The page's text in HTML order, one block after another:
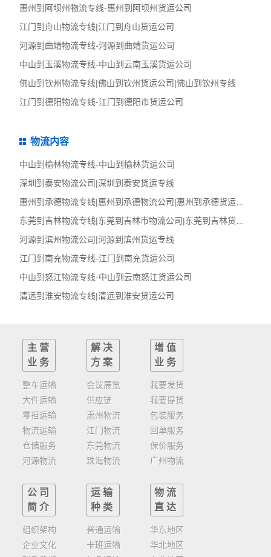
惠州到阿坝州物流专线-惠州到阿坝州货运公司
江门到舟山物流专线|江门到舟山货运公司
河源到曲靖物流专线-河源到曲靖货运公司
中山到玉溪物流专线-中山到云南玉溪货运公司
佛山到钦州物流专线|佛山到钦州货运公司|佛山到钦州专线
江门到德阳物流专线-江门到德阳市货运公司
物流内容
中山到榆林物流专线-中山到榆林货运公司
深圳到泰安物流公司|深圳到泰安货运专线
惠州到承德物流专线|惠州到承德物流公司|惠州到承德货运专线
东莞到吉林物流专线|东莞到吉林市物流公司|东莞到吉林货运专线
河源到滨州物流公司|河源到滨州货运专线
江门到南充物流专线-江门到南充货运公司
中山到怒江物流专线-中山到云南怒江货运公司
清远到淮安物流专线|清远到淮安货运公司
主营
业务
整车运输
大件运输
零担运输
物流运输
仓储服务
河源物流
解决
方案
会议展览
供应链
惠州物流
江门物流
东莞物流
珠海物流
增值
业务
我要发货
我要提货
包装服务
回单服务
保价服务
广州物流
公司
简介
组织架构
企业文化
运输
种类
普通运输
卡班运输
物流
直达
华东地区
华北地区